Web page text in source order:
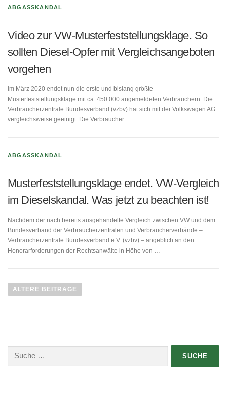
ABGASSKANDAL
Video zur VW-Musterfeststellungsklage. So
sollten Diesel-Opfer mit Vergleichsangeboten
vorgehen
Im März 2020 endet nun die erste und bislang größte
Musterfeststellungsklage mit ca. 450.000 angemeldeten Verbrauchern. Die
Verbraucherzentrale Bundesverband (vzbv) hat sich mit der Volkswagen AG
vergleichsweise geeinigt. Die Verbraucher …
ABGASSKANDAL
Musterfeststellungsklage endet. VW-Vergleich
im Dieselskandal. Was jetzt zu beachten ist!
Nachdem der nach bereits ausgehandelte Vergleich zwischen VW und dem
Bundesverband der Verbraucherzentralen und Verbraucherverbände –
Verbraucherzentrale Bundesverband e.V. (vzbv) – angeblich an den
Honorarforderungen der Rechtsanwälte in Höhe von …
e
i
g
ÄLTERE BEITRÄGE
nach: